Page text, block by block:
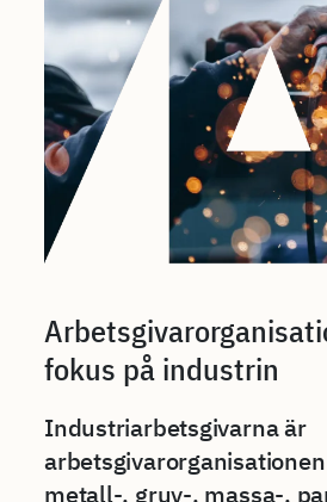
fokus på industrin
Industriarbetsgivarna är
metall-, gruv-, massa-,